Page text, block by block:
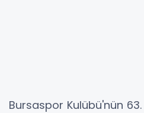
Bursaspor Kulübü'nün